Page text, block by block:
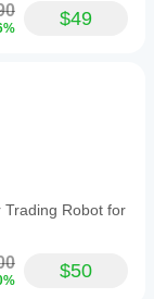
$49
Trading Robot for
$50